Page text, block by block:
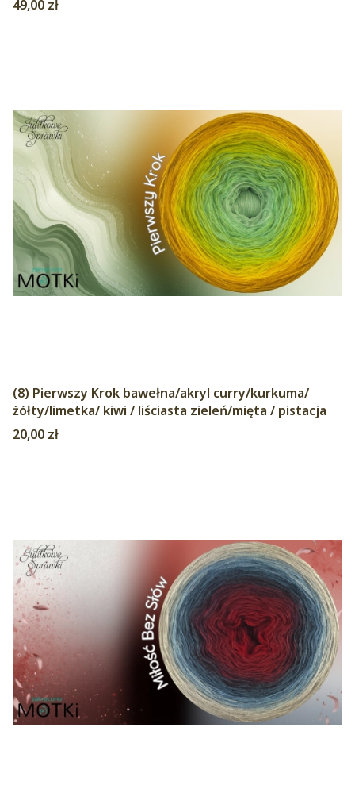
koniak
Cena
49,00 zł
(8) Pierwszy Krok bawełna/akryl curry/kurkuma/
żółty/limetka/ kiwi / liściasta zieleń/mięta / pistacja
Cena
20,00 zł